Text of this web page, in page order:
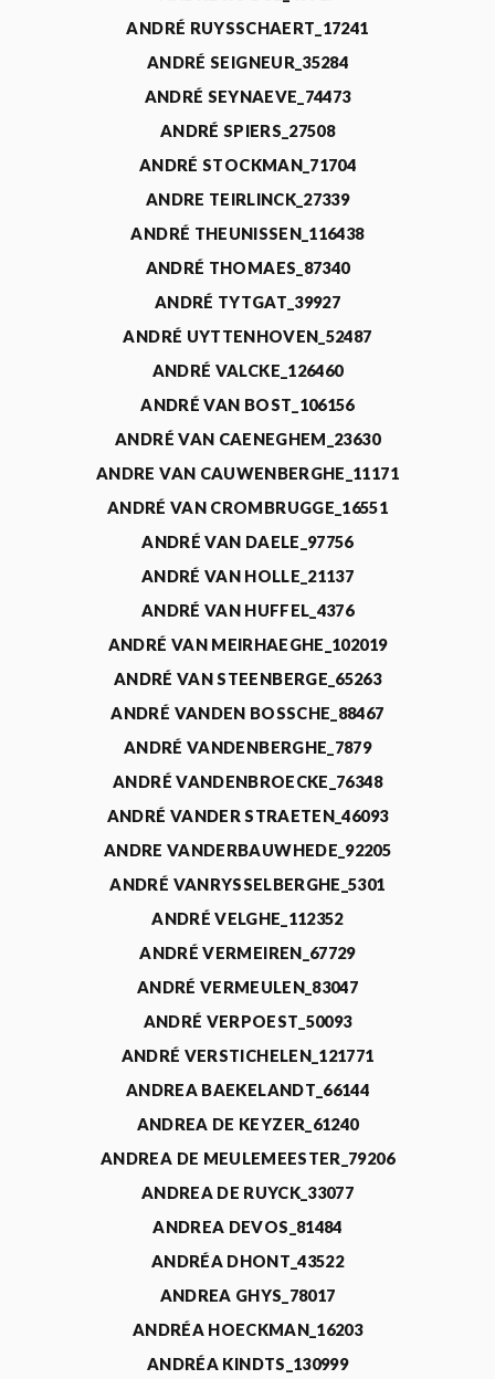
ANDRÉ RUYSSCHAERT_17241
ANDRÉ SEIGNEUR_35284
ANDRÉ SEYNAEVE_74473
ANDRÉ SPIERS_27508
ANDRÉ STOCKMAN_71704
ANDRE TEIRLINCK_27339
ANDRÉ THEUNISSEN_116438
ANDRÉ THOMAES_87340
ANDRÉ TYTGAT_39927
ANDRÉ UYTTENHOVEN_52487
ANDRÉ VALCKE_126460
ANDRÉ VAN BOST_106156
ANDRÉ VAN CAENEGHEM_23630
ANDRE VAN CAUWENBERGHE_11171
ANDRÉ VAN CROMBRUGGE_16551
ANDRÉ VAN DAELE_97756
ANDRÉ VAN HOLLE_21137
ANDRÉ VAN HUFFEL_4376
ANDRÉ VAN MEIRHAEGHE_102019
ANDRÉ VAN STEENBERGE_65263
ANDRÉ VANDEN BOSSCHE_88467
ANDRÉ VANDENBERGHE_7879
ANDRÉ VANDENBROECKE_76348
ANDRÉ VANDER STRAETEN_46093
ANDRE VANDERBAUWHEDE_92205
ANDRÉ VANRYSSELBERGHE_5301
ANDRÉ VELGHE_112352
ANDRÉ VERMEIREN_67729
ANDRÉ VERMEULEN_83047
ANDRÉ VERPOEST_50093
ANDRÉ VERSTICHELEN_121771
ANDREA BAEKELANDT_66144
ANDREA DE KEYZER_61240
ANDREA DE MEULEMEESTER_79206
ANDREA DE RUYCK_33077
ANDREA DEVOS_81484
ANDRÉA DHONT_43522
ANDREA GHYS_78017
ANDRÉA HOECKMAN_16203
ANDRÉA KINDTS_130999